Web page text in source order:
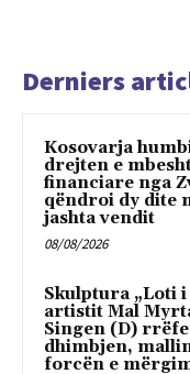
Derniers
Kosovarja
drejten e
financiare nga
qëndroi dy dite
jashta vendit
08/08/2026
Skulptura „Loti
artistit Mal
Singen (D)
dhimbjen,
forcën e